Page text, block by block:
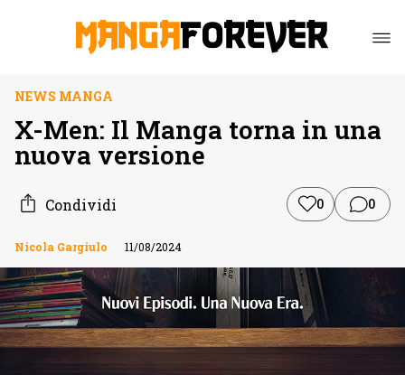
NEWS MANGA
X-Men: Il Manga torna in una
nuova versione
Condividi 0 0
Nicola Gargiulo 11/08/2024